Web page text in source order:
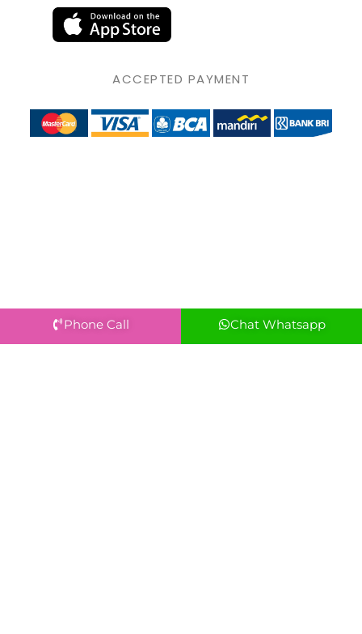
ACCEPTED PAYMENT
Phone Call Chat Whatsapp